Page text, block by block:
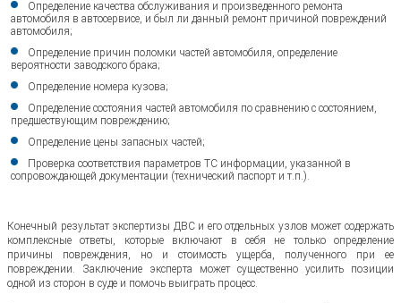
Определение качества обслуживания и произведенного ремонта
автомобиля в автосервисе, и был ли данный ремонт причиной повреждений
автомобиля;
Определение причин поломки частей автомобиля, определение
вероятности заводского брака;
Определение номера кузова;
Определение состояния частей автомобиля по сравнению с состоянием,
предшествующим повреждению;
Определение цены запасных частей;
Проверка соответствия параметров ТС информации, указанной в
сопровождающей документации (технический паспорт и т.п.).
Конечный результат экспертизы ДВС и его отдельных узлов может содержать
комплексные ответы, которые включают в себя не только определение
причины повреждения, но и стоимость ущерба, полученного при ее
повреждении. Заключение эксперта может существенно усилить позиции
одной из сторон в суде и помочь выиграть процесс.